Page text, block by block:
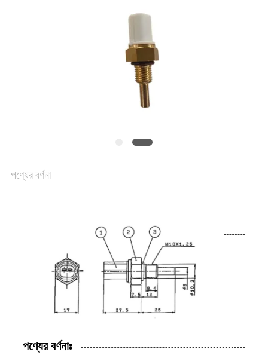
পণ্যের বর্ণনা
পণ্যের বর্ণনাঃ